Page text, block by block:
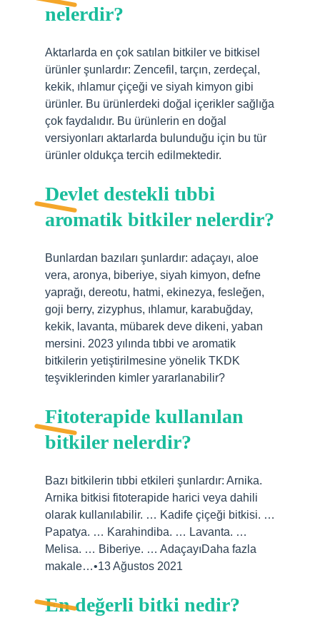
nelerdir?
Aktarlarda en çok satılan bitkiler ve bitkisel
ürünler şunlardır: Zencefil, tarçın, zerdeçal,
kekik, ıhlamur çiçeği ve siyah kimyon gibi
ürünler. Bu ürünlerdeki doğal içerikler sağlığa
çok faydalıdır. Bu ürünlerin en doğal
versiyonları aktarlarda bulunduğu için bu tür
ürünler oldukça tercih edilmektedir.
Devlet destekli tıbbi
aromatik bitkiler nelerdir?
Bunlardan bazıları şunlardır: adaçayı, aloe
vera, aronya, biberiye, siyah kimyon, defne
yaprağı, dereotu, hatmi, ekinezya, fesleğen,
goji berry, zizyphus, ıhlamur, karabuğday,
kekik, lavanta, mübarek deve dikeni, yaban
mersini. 2023 yılında tıbbi ve aromatik
bitkilerin yetiştirilmesine yönelik TKDK
teşviklerinden kimler yararlanabilir?
Fitoterapide kullanılan
bitkiler nelerdir?
Bazı bitkilerin tıbbi etkileri şunlardır: Arnika.
Arnika bitkisi fitoterapide harici veya dahili
olarak kullanılabilir. … Kadife çiçeği bitkisi. …
Papatya. … Karahindiba. … Lavanta. …
Melisa. … Biberiye. … AdaçayıDaha fazla
makale…•13 Ağustos 2021
En değerli bitki nedir?